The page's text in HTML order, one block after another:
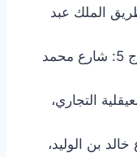
الملك عبد
فرع شارع محمد المقدمي مخرج 5: شارع محمد
التجاري،
بن الوليد،